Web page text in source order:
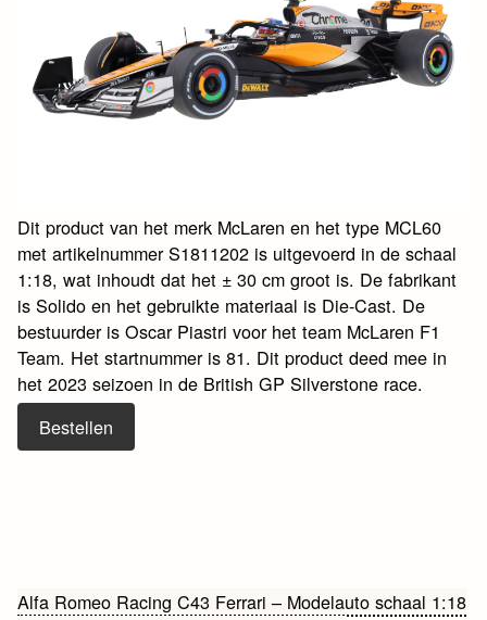
Dit product van het merk McLaren en het type MCL60
met artikelnummer S1811202 is uitgevoerd in de schaal
1:18, wat inhoudt dat het ± 30 cm groot is. De fabrikant
is Solido en het gebruikte materiaal is Die-Cast. De
bestuurder is Oscar Piastri voor het team McLaren F1
Team. Het startnummer is 81. Dit product deed mee in
het 2023 seizoen in de British GP Silverstone race.
Bestellen
Bericht
Alfa Romeo Racing C43 Ferrari – Modelauto schaal 1:18